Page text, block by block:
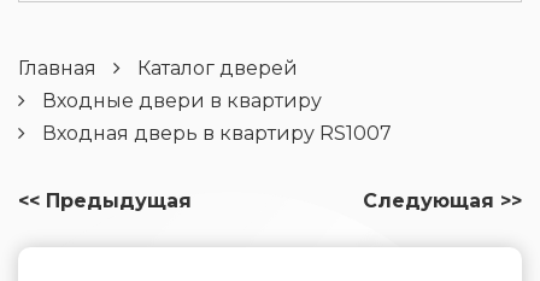
Главная
Каталог дверей
Входные двери в квартиру
Входная дверь в квартиру RS1007
<< Предыдущая Следующая >>